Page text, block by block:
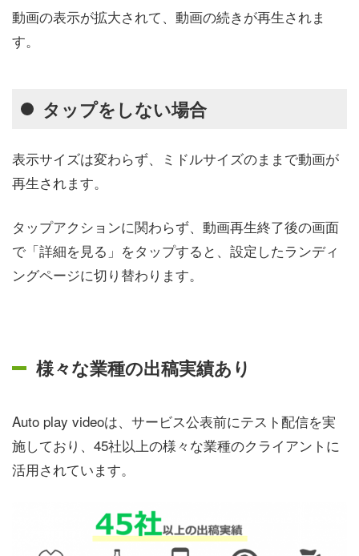
動画の表示が拡大されて、動画の続きが再生されま
す。
タップをしない場合
表示サイズは変わらず、ミドルサイズのままで動画が
再生されます。
タップアクションに関わらず、動画再生終了後の画面
で「詳細を見る」をタップすると、設定したランディ
ングページに切り替わります。
様々な業種の出稿実績あり
Auto play videoは、サービス公表前にテスト配信を実
施しており、45社以上の様々な業種のクライアントに
活用されています。